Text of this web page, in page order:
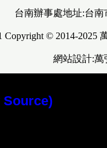
台南辦事處地址:台
© 2014-2025
網站設計:萬
Source)